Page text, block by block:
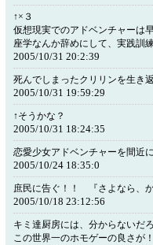
↑×３
仮想現実でのアドベンチャーは
座学なんか辞めにして、実践訓
2005/10/31 20:2:39
死んでしまったクリリンを生き
2005/10/31 19:59:29
↑そうかな？
2005/10/31 18:24:35
恋愛少女アドベンチャーを間近
2005/10/24 18:35:0
庶民に告ぐ！！ 『さよなら、
2005/10/18 23:12:56
キミ達厨房には、分からないだ
この世界一のホモゲーの良さが